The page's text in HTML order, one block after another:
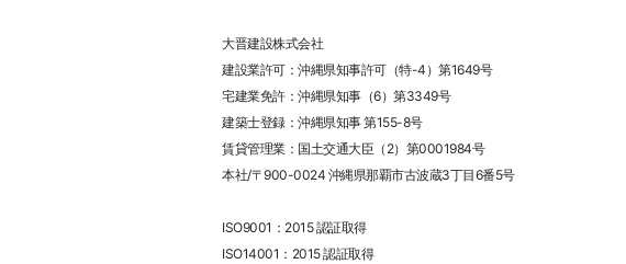
大晋建設株式会社
建設業許可：沖縄県知事許可（特-4）第1649号
宅建業免許：沖縄県知事（6）第3349号
建築士登録：沖縄県知事 第155-8号
賃貸管理業：国土交通大臣（2）第0001984号
本社/〒900-0024 沖縄県那覇市古波蔵3丁目6番5号
ISO9001：2015 認証取得
ISO14001：2015 認証取得